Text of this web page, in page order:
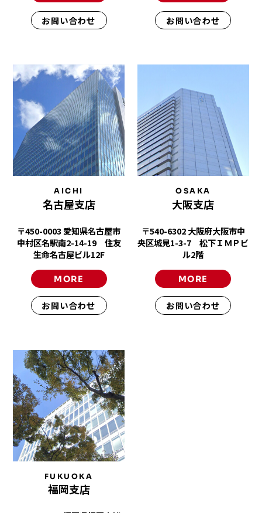
お問い合わせ お問い合わせ
AICHI
名古屋支店
〒450-0003 愛知県名古屋市
中村区名駅南2-14-19 住友
生命名古屋ビル12F
MORE
お問い合わせ
OSAKA
大阪支店
〒540-6302 大阪府大阪市中
央区城見1-3-7 松下ＩＭＰビ
ル2階
MORE
お問い合わせ
FUKUOKA
福岡支店